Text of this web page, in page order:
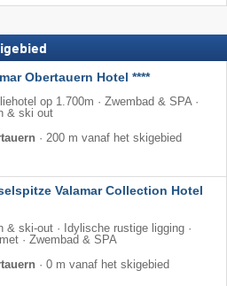
Obertauern Hotel ****
op 1.700m · Zwembad & SPA ·
& ski out
· 200 m vanaf het skigebied
Valamar Collection Hotel
& ski-out · Idylische rustige ligging ·
· Zwembad & SPA
· 0 m vanaf het skigebied